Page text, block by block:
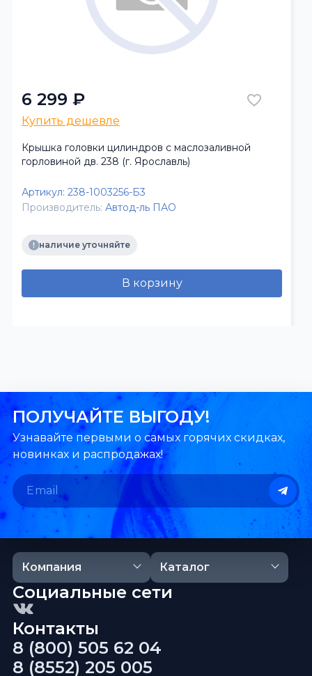
6 299 ₽
Купить дешевле
Крышка головки цилиндров с маслозаливной
горловиной дв. 238 (г. Ярославль)
Артикул: 238-1003256-Б3
Производитель: Автод-ль ПАО
наличие уточняйте
В корзину
ПОЛУЧАЙТЕ ВЫГОДУ!
Узнавайте первыми о самых горячих скидках,
новинках и распродажах!
Компания Каталог
Контакты
8 (800) 505 62 04
8 (8552) 205 005
Социальные сети